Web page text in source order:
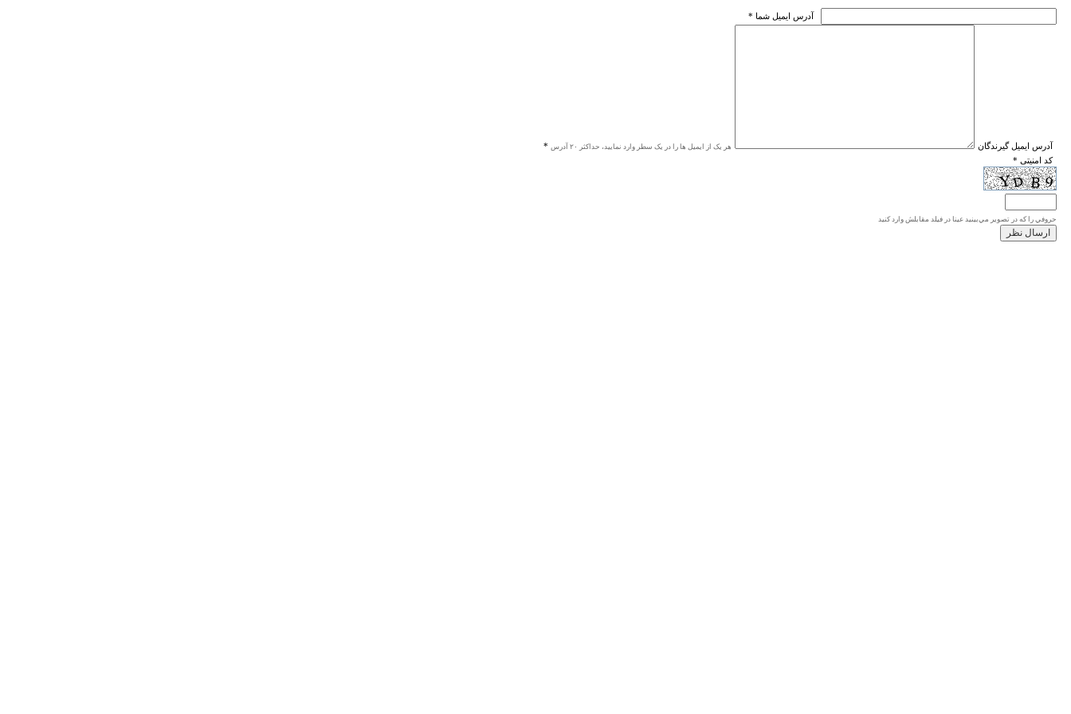
* آدرس ايميل شما
* آدرس ايميل گيرندگان هر یک از ایمیل ها را در یک سطر وارد نمایید، حداکثر ۲۰ آدرس
* کد امنیتی
حروفي را كه در تصوير مي‌بينيد عينا در فيلد مقابلش وارد كنيد